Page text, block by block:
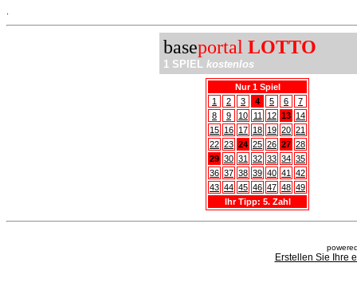
baseportal LOTTO
1 SPIEL kostenlos
Nur 1 Spiel
1
2 3 4 5 6
7
8
9 10 11 12 13 14
15 16 17 18 19 20 21
22 23 24 25 26 27 28
29 30 31 32 33 34 35
36 37 38 39 40 41
42
43 44 45 46 47 48 49
Ihr Tipp: 5. Zahl
Erstellen Sie Ihre